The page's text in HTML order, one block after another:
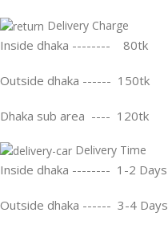
Delivery Charge
Inside dhaka -------- 80tk
Outside dhaka ------ 150tk
Dhaka sub area ---- 120tk
Delivery Time
Inside dhaka -------- 1-2 Days
Outside dhaka ------ 3-4 Days